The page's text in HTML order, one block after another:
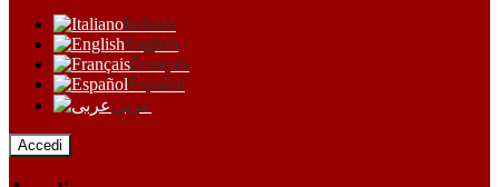
Italiano
English
Français
Español
عربى
Accedi